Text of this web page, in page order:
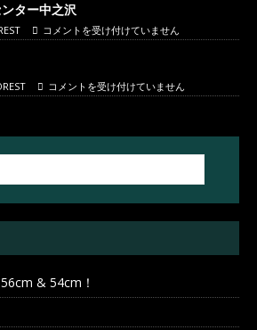
ター中之沢
コメントを受け付けていません
コメントを受け付けていません
& 54cm！